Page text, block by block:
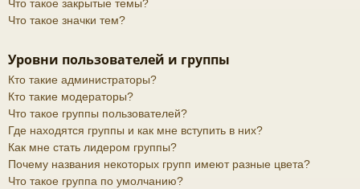
Что такое закрытые темы?
Что такое значки тем?
Уровни пользователей и группы
Кто такие администраторы?
Кто такие модераторы?
Что такое группы пользователей?
Где находятся группы и как мне вступить в них?
Как мне стать лидером группы?
Почему названия некоторых групп имеют разные цвета?
Что такое группа по умолчанию?